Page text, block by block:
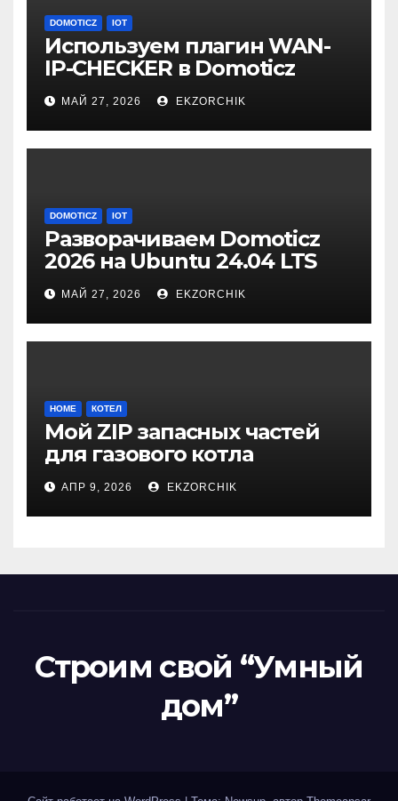
DOMOTICZ IOT
Используем плагин WAN-
IP-CHECKER в Domoticz
2026.1
МАЙ 27, 2026 EKZORCHIK
DOMOTICZ IOT
Разворачиваем Domoticz
2026 на Ubuntu 24.04 LTS
Server
МАЙ 27, 2026 EKZORCHIK
HOME КОТЕЛ
Мой ZIP запасных частей
для газового котла
Vitopend WH1D 24кВт
АПР 9, 2026 EKZORCHIK
Строим свой “Умный
дом”